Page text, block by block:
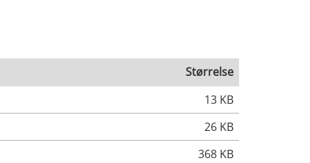
Størrelse
13 KB
26 KB
368 KB